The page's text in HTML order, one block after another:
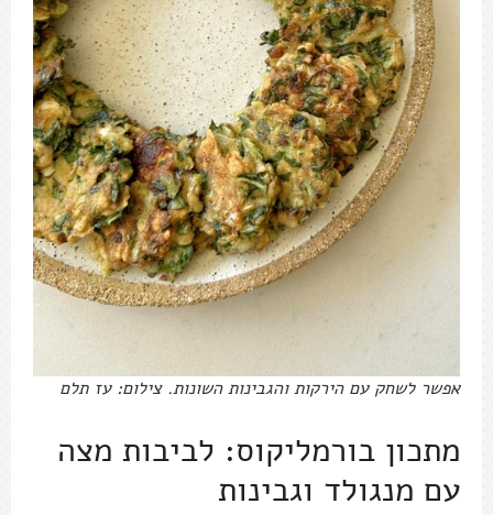
אפשר לשחק עם הירקות והגבינות השונות. צילום: עז תלם
מתכון בורמליקוס: לביבות מצה
עם מנגולד וגבינות